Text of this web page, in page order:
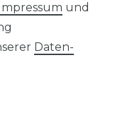
und
Daten­